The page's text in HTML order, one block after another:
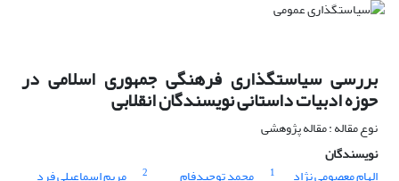
بررسی سیاستگذاری فرهنگی جمهوری اسلامی در
حوزه ادبیات داستانی نویسندگان انقلابی
نوع مقاله : مقاله پژوهشی
نویسندگان
1
2